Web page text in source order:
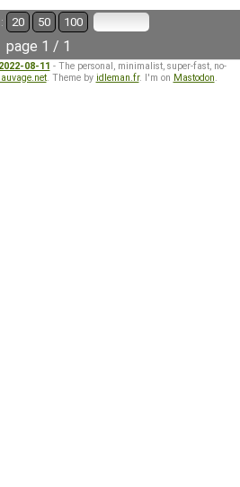
20 50 100
page 1 / 1
08-11 - The personal, minimalist, super-fast, no-
. Theme by idleman.fr. I'm on Mastodon.